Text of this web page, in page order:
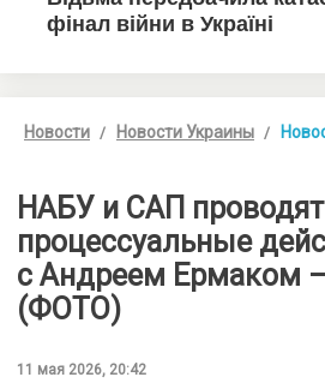
Новости Новости Украины
НАБУ и САП проводят
процессуальные
с Андреем Ермаком
(ФОТО)
11 мая 2026, 20:42